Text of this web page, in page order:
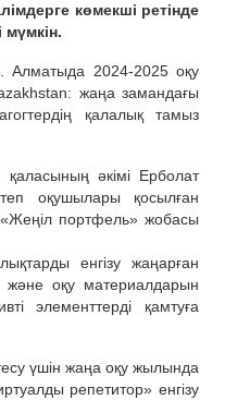
көмекші ретінде
мүмкін.
Алматыда 2024-2025 оқу
жаңа замандағы
қалалық тамыз
әкімі Ерболат
оқушылары қосылған
портфель» жобасы
енгізу жаңарған
және оқу материалдарын
элементтерді қамтуға
үшін жаңа оқу жылында
репетитор» енгізу